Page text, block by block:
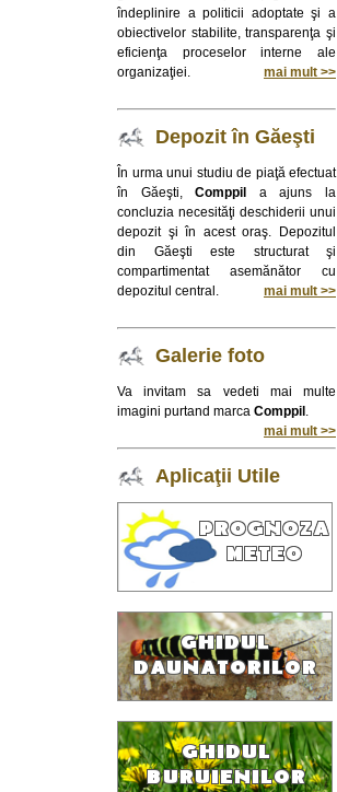
îndeplinire a politicii adoptate şi a
obiectivelor stabilite, transparenţa şi
eficienţa proceselor interne ale
organizaţiei.
mai mult >>
Depozit în Găeşti
În urma unui studiu de piaţă efectuat
în Găeşti,Comppil a ajuns la
concluzia necesităţi deschiderii unui
depozit şi în acest oraş. Depozitul
din Găeşti este structurat şi
compartimentat asemănător cu
depozitul central.
mai mult >>
Galerie foto
Va invitam sa vedeti mai multe
imagini purtand marca Comppil
mai mult >>
Aplicaţii Utile